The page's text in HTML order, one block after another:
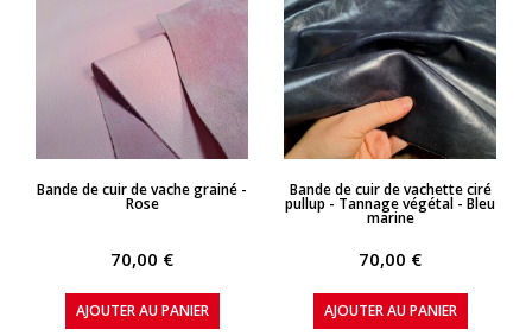
APERÇU RAPIDE
Bande de cuir de vache grainé -
Rose
70,00 €
AJOUTER AU PANIER
APERÇU RAPIDE
Bande de cuir de vachette ciré
pullup - Tannage végétal - Bleu
marine
70,00 €
AJOUTER AU PANIER